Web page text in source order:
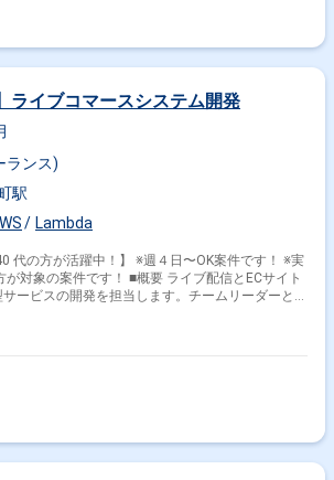
ライブコマースシステム開発
ランス)
駅
Lambda
代の方が活躍中！】 ※週４日〜OK案件です！ ※実
！ ■概要 ライブ配信とECサイト
ービスの開発を担当します。チームリーダーとし
て、コミュニケーションを取りながら業務を進め